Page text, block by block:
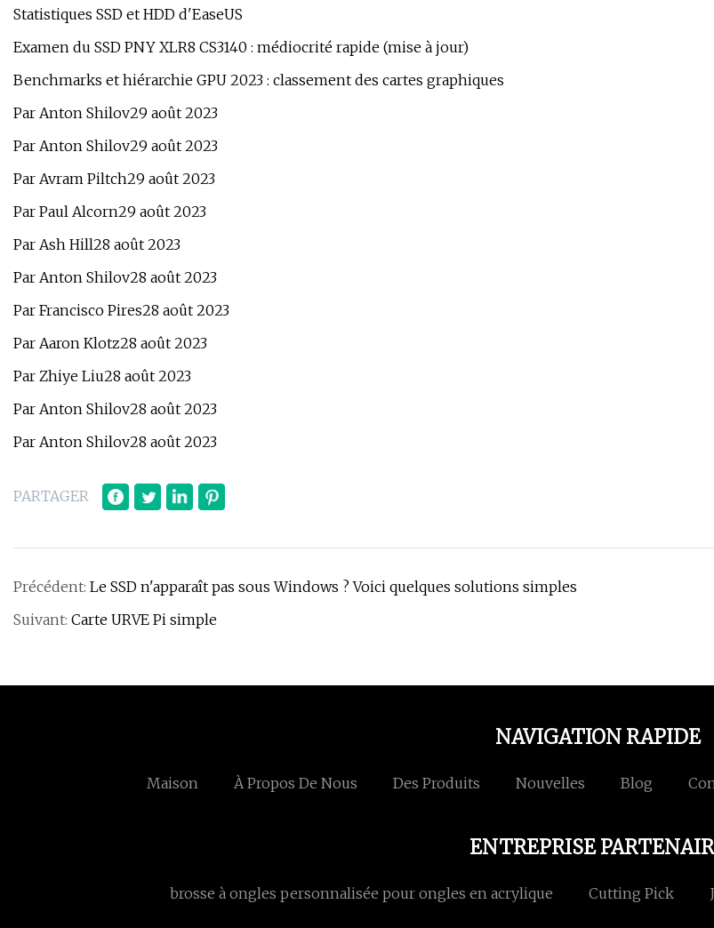
Statistiques SSD et HDD d'EaseUS
Examen du SSD PNY XLR8 CS3140 : médiocrité rapide (mise à jour)
Benchmarks et hiérarchie GPU 2023 : classement des cartes graphiques
Par Anton Shilov29 août 2023
Par Anton Shilov29 août 2023
Par Avram Piltch29 août 2023
Par Paul Alcorn29 août 2023
Par Ash Hill28 août 2023
Par Anton Shilov28 août 2023
Par Francisco Pires28 août 2023
Par Aaron Klotz28 août 2023
Par Zhiye Liu28 août 2023
Par Anton Shilov28 août 2023
Par Anton Shilov28 août 2023
PARTAGER
Précédent: Le SSD n'apparaît pas sous Windows ? Voici quelques solutions simples
Suivant: Carte URVE Pi simple
NAVIGATION RAPIDE
Maison À Propos De Nous Des Produits Nouvelles Blog
ENTREPRISE
brosse à ongles personnalisée pour ongles en acrylique Cutting Pick